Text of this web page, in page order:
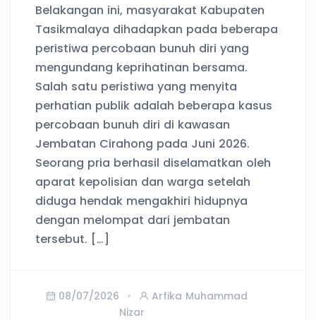
Belakangan ini, masyarakat Kabupaten
Tasikmalaya dihadapkan pada beberapa
peristiwa percobaan bunuh diri yang
mengundang keprihatinan bersama.
Salah satu peristiwa yang menyita
perhatian publik adalah beberapa kasus
percobaan bunuh diri di kawasan
Jembatan Cirahong pada Juni 2026.
Seorang pria berhasil diselamatkan oleh
aparat kepolisian dan warga setelah
diduga hendak mengakhiri hidupnya
dengan melompat dari jembatan
tersebut. […]
08/07/2026
Arfika Muhammad
Nizar